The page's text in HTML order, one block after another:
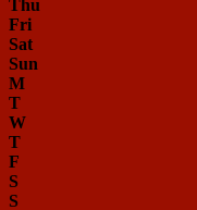
Thu
Fri
Sat
Sun
M
T
W
T
F
S
S